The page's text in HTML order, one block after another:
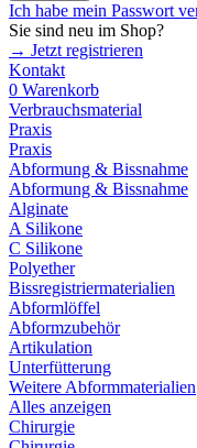
Ich habe mein Passwort
Sie sind neu im Shop?
→ Jetzt registrieren
Kontakt
0 Warenkorb
Verbrauchsmaterial
Praxis
Praxis
Abformung & Bissnahme
Abformung & Bissnahme
Alginate
A Silikone
C Silikone
Polyether
Bissregistriermaterialien
Abformlöffel
Abformzubehör
Artikulation
Unterfütterung
Weitere Abformmaterialien
Alles anzeigen
Chirurgie